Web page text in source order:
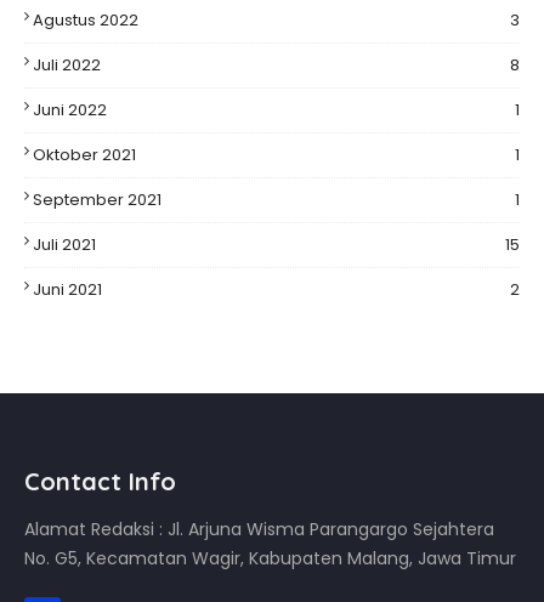
Agustus 2022
3
Juli 2022
8
Juni 2022
1
Oktober 2021
1
September 2021
1
Juli 2021
15
Juni 2021
2
Contact Info
Alamat Redaksi : Jl. Arjuna Wisma Parangargo Sejahtera
No. G5, Kecamatan Wagir, Kabupaten Malang, Jawa Timur